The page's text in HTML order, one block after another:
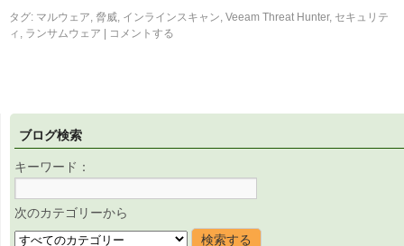
タグ: マルウェア, 脅威, インラインスキャン, Veeam Threat Hunter, セキュリテ
ィ , ランサムウェア コメントする
ブログ検索
キーワード：
次のカテゴリーから